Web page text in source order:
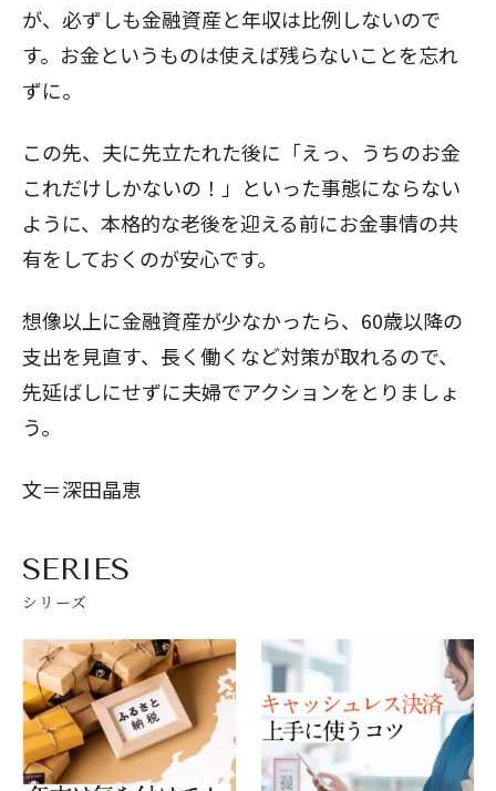
が、必ずしも金融資産と年収は比例しないので
す。お金というものは使えば残らないことを忘れ
ずに。
この先、夫に先立たれた後に「えっ、うちのお金
これだけしかないの！」といった事態にならない
ように、本格的な老後を迎える前にお金事情の共
有をしておくのが安心です。
想像以上に金融資産が少なかったら、60歳以降の
支出を見直す、長く働くなど対策が取れるので、
先延ばしにせずに夫婦でアクションをとりましょ
う。
文＝深田晶恵
SERIES
シリーズ